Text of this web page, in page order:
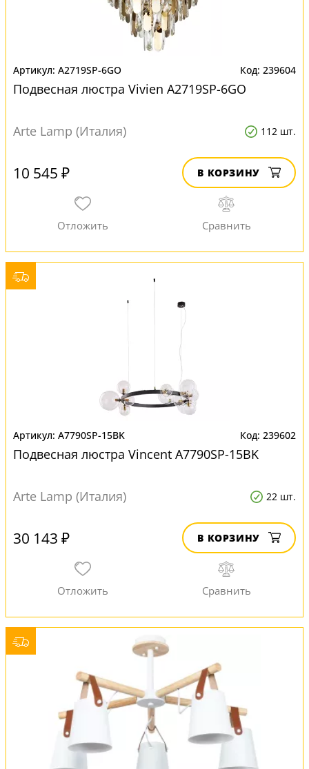
A2719SP-6GO 239604
Подвесная люстра Vivien A2719SP-6GO
Arte Lamp (Италия) 112 шт.
10 545 ₽ В КОРЗИНУ
A7790SP-15BK 239602
Подвесная люстра Vincent A7790SP-15BK
Arte Lamp (Италия) 22 шт.
30 143 ₽ В КОРЗИНУ